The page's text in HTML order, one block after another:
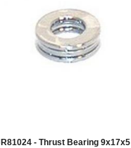
- Thrust Bearing 9x17x5